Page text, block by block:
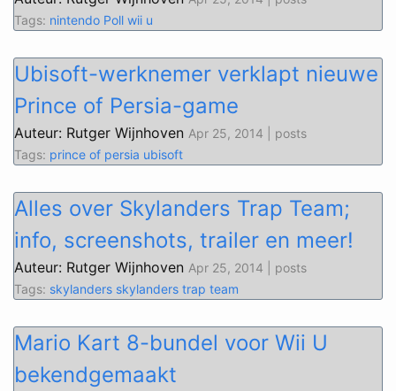
Tags: nintendo Poll wii u
Ubisoft-werknemer verklapt nieuwe
Prince of Persia-game
Auteur: Rutger Wijnhoven Apr 25, 2014 | posts
Tags: prince of persia ubisoft
Alles over Skylanders Trap Team;
info, screenshots, trailer en meer!
Auteur: Rutger Wijnhoven Apr 25, 2014 | posts
Tags: skylanders skylanders trap team
Mario Kart 8-bundel voor Wii U
bekendgemaakt